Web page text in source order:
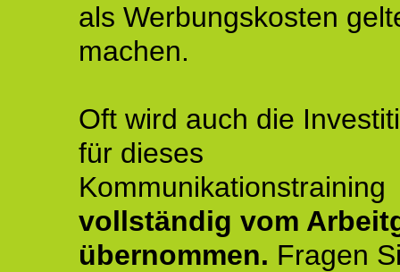
als Werbungskosten
machen.
Oft wird auch die
für dieses
Kommunikationstraining
vollständig vom
übernommen. Fragen